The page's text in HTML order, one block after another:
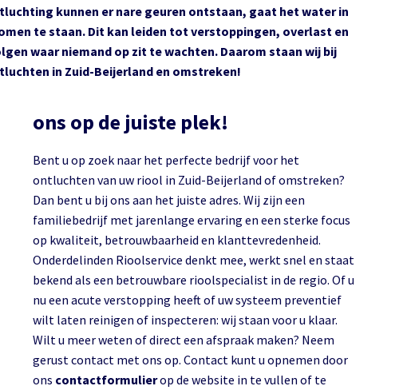
kunnen er nare geuren ontstaan, gaat het water in
te staan. Dit kan leiden tot verstoppingen, overlast en
waar niemand op zit te wachten. Daarom staan wij bij
in Zuid-Beijerland en omstreken!
ons op de juiste plek!
Bent u op zoek naar het perfecte bedrijf voor het
ontluchten van uw riool in Zuid-Beijerland of omstreken?
Dan bent u bij ons aan het juiste adres. Wij zijn een
familiebedrijf met jarenlange ervaring en een sterke focus
op kwaliteit, betrouwbaarheid en klanttevredenheid.
Onderdelinden Rioolservice denkt mee, werkt snel en staat
bekend als een betrouwbare rioolspecialist in de regio. Of u
nu een acute verstopping heeft of uw systeem preventief
wilt laten reinigen of inspecteren: wij staan voor u klaar.
Wilt u meer weten of direct een afspraak maken? Neem
gerust contact met ons op. Contact kunt u opnemen door
ons contactformulierop de website in te vullen of te